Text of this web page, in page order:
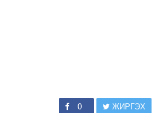
0 ЖИРГЭХ